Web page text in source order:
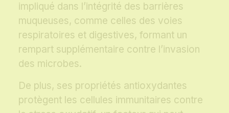
impliqué dans l’intégrité des barrières
muqueuses, comme celles des voies
respiratoires et digestives, formant un
rempart supplémentaire contre l’invasion
des microbes.
De plus, ses propriétés antioxydantes
protègent les cellules immunitaires contre